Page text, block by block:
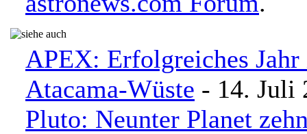
APEX: Erfolgreiches Jahr
Atacama-Wüste - 14. Juli
Pluto: Neunter Planet